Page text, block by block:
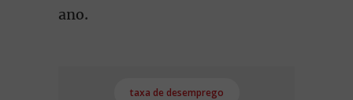
ano.
taxa de desemprego